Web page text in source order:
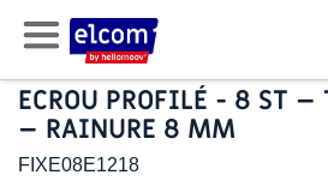
ECROU PROFILÉ - 8 ST –
– RAINURE 8 MM
FIXE08E1218